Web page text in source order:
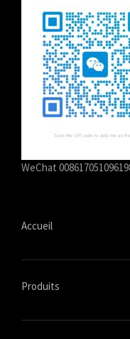
WeChat
Accueil
Produits